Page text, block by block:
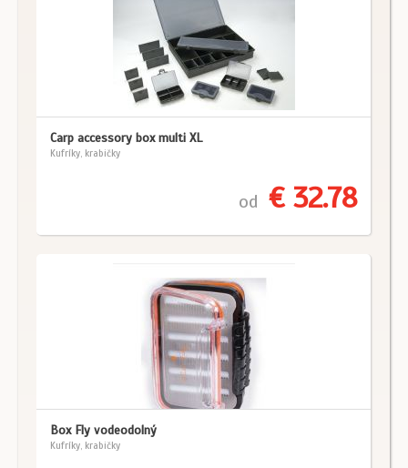
Carp accessory box multi XL
Kufríky, krabičky
od € 32.78
Box Fly vodeodolný
Kufríky, krabičky